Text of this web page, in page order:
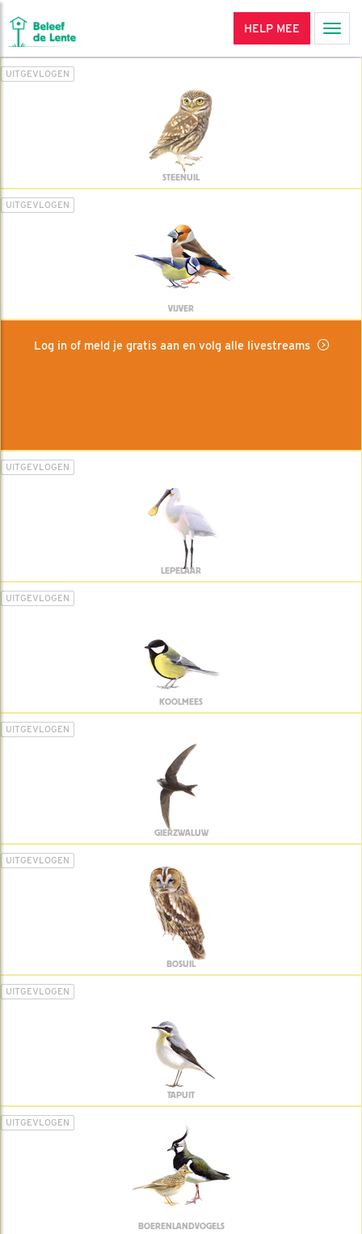
HELP MEE
UITGEVLOGEN
STEENUIL
UITGEVLOGEN
VIJVER
Log in of meld je gratis aan en volg alle livestreams
UITGEVLOGEN
LEPELAAR
UITGEVLOGEN
KOOLMEES
UITGEVLOGEN
GIERZWALUW
UITGEVLOGEN
BOSUIL
UITGEVLOGEN
TAPUIT
UITGEVLOGEN
BOERENLANDVOGELS